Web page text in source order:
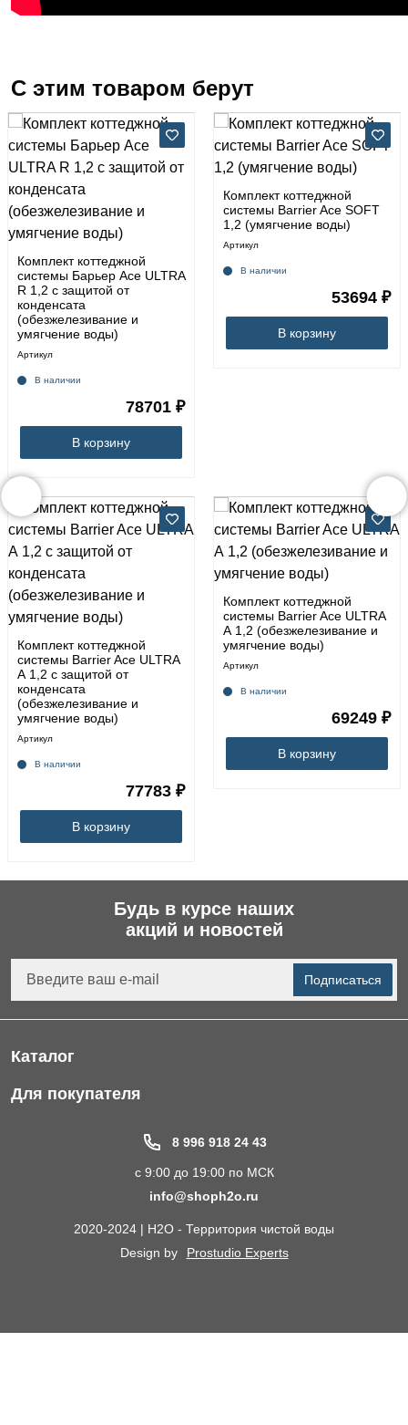
С этим товаром берут
Комплект коттеджной
системы Барьер Ace ULTRA
R 1,2 с защитой от
конденсата
(обезжелезивание и
умягчение воды)
Артикул
В наличии
78701 ₽
В корзину
Комплект коттеджной
системы Barrier Ace SOFT
1,2 (умягчение воды)
Артикул
В наличии
53694 ₽
В корзину
Комплект коттеджной
системы Barrier Ace ULTRA
А 1,2 с защитой от
конденсата
(обезжелезивание и
умягчение воды)
Артикул
В наличии
77783 ₽
В корзину
Комплект коттеджной
системы Barrier Ace ULTRA
А 1,2 (обезжелезивание и
умягчение воды)
Артикул
В наличии
69249 ₽
В корзину
Будь в курсе наших
акций и новостей
Подписаться
Каталог
Фильтры для питьевой воды
Электрические Обогреватели
Для покупателя
8 996 918 24 43
с 9:00 до 19:00 по МСК
info@shoph2o.ru
2020-2024 | H2O - Территория чистой воды
Design by
Prostudio Experts